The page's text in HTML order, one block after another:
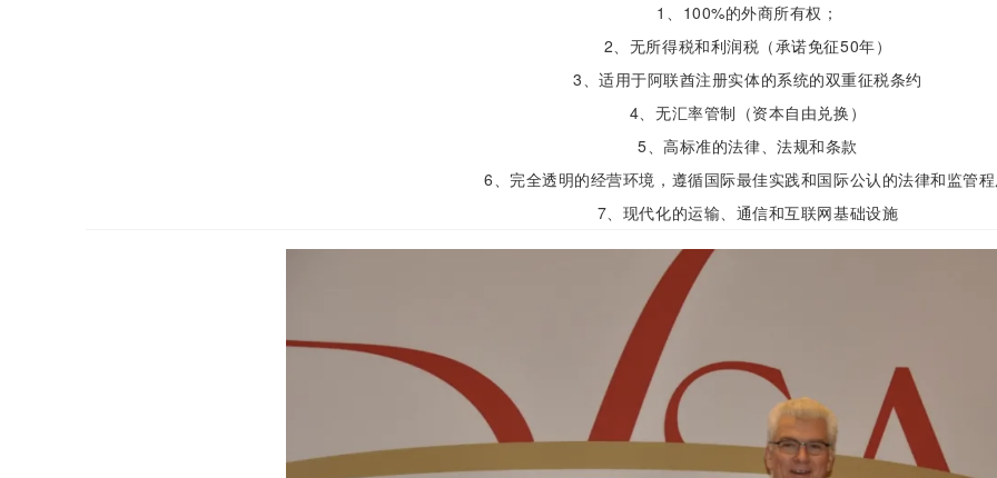
1、100%的外商所有权；
2、无所得税和利润税（承诺免征50年）
3、适用于阿联酋注册实体的系统的双重征税条约
4、无汇率管制（资本自由兑换）
5、高标准的法律、法规和条款
6、完全透明的经营环境，遵循国际最佳实践和国际公认的法律和监管
7、现代化的运输、通信和互联网基础设施